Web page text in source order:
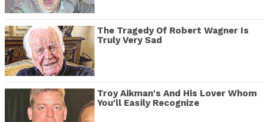
The Tragedy Of Robert Wagner Is
Truly Very Sad
Troy Aikman's And His Lover Whom
You'll Easily Recognize